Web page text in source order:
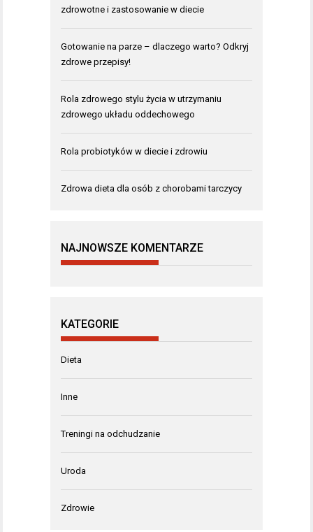
zdrowotne i zastosowanie w diecie
Gotowanie na parze – dlaczego warto? Odkryj
zdrowe przepisy!
Rola zdrowego stylu życia w utrzymaniu
zdrowego układu oddechowego
Rola probiotyków w diecie i zdrowiu
Zdrowa dieta dla osób z chorobami tarczycy
NAJNOWSZE KOMENTARZE
KATEGORIE
Dieta
Inne
Treningi na odchudzanie
Uroda
Zdrowie